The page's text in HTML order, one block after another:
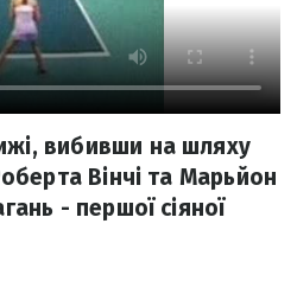
вибивши на шляху
Вінчі та Марьйон
- першої сіяної